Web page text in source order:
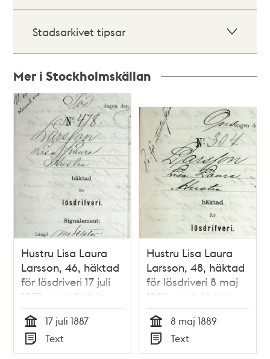
Stadsarkivet tipsar
Mer i Stockholmskällan
Relaterade
poster
teman
Hustru Lisa Laura
Larsson, 46, häktad
för lösdriveri 17 juli
1887 - polisförhör
Tid
17 juli 1887
Typ
Text
Hustru Lisa Laura
Larsson, 48, häktad
för lösdriveri 8 maj
1889 - polisförhör
Tid
8 maj 1889
Typ
Text